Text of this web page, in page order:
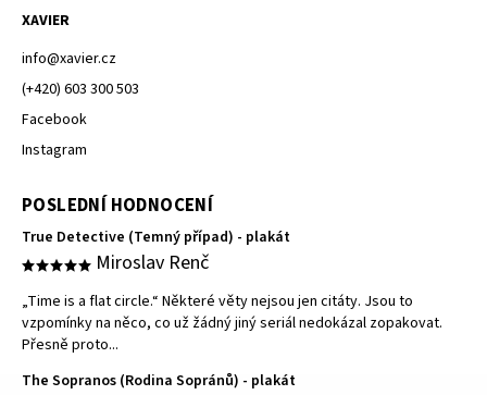
XAVIER
info@xavier.cz
(+420) 603 300 503
Facebook
Instagram
POSLEDNÍ HODNOCENÍ
True Detective (Temný případ) - plakát
Miroslav Renč
„Time is a flat circle.“ Některé věty nejsou jen citáty. Jsou to
vzpomínky na něco, co už žádný jiný seriál nedokázal zopakovat.
Přesně proto...
The Sopranos (Rodina Sopránů) - plakát